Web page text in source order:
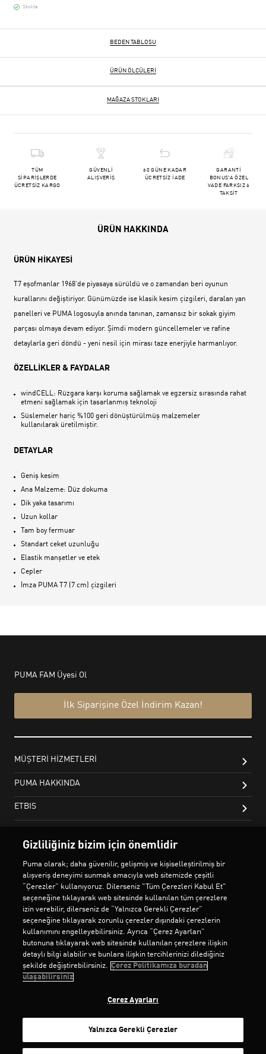
Stokta
BEDEN TABLOSU
ÜRÜN ÖLÇÜLERI
MAĞAZA STOKLARI
TÜM
SİPARİŞLERDE
ÜCRETSİZ KARGO
GÜVENLİ
ALIŞVERİŞ
60 GÜNE KADAR
ÜCRETSİZ İADE
GARANTİ
BONUS'A ÖZEL
VADE FARKSIZ 6
TAKSİT
ÜRÜN HAKKINDA
ÜRÜN HİKAYESİ
T7 eşofmanlar 1968‘de piyasaya sürüldü ve o zamandan beri oyunun
kurallarını değiştiriyor. Günümüzde ise klasik kesim çizgileri, daralan yan
panelleri ve PUMA logosuyla anında tanınan, zamansız bir sokak giyim
parçası olmaya devam ediyor. Şimdi modern güncellemeler ve rafine
detaylarla geri döndü - yeni nesil için mirası taze enerjiyle harmanlıyor.
ÖZELLİKLER & FAYDALAR
windCELL: Rüzgara karşı koruma sağlamak ve egzersiz sırasında rahat
etmeni sağlamak için tasarlanmış teknoloji
Süslemeler hariç %100 geri dönüştürülmüş malzemeler
kullanılarak üretilmiştir.
DETAYLAR
Geniş kesim
Ana Malzeme: Düz dokuma
Dik yaka tasarımı
Uzun kollar
Tam boy fermuar
Standart ceket uzunluğu
Elastik manşetler ve etek
Cepler
İmza PUMA T7 (7 cm) çizgileri
Gizliliğiniz bizim için önemlidir
Puma olarak; daha güvenilir, gelişmiş ve kişiselleştirilmiş bir
alışveriş deneyimi sunmak amacıyla web sitemizde çeşitli
“Çerezler” kullanıyoruz. Dilerseniz "Tüm Çerezleri Kabul Et"
seçeneğine tıklayarak web sitesinde kullanılan tüm çerezlere
izin verebilir, dilerseniz de “Yalnızca Gerekli Çerezler”
seçeneğine tıklayarak zorunlu çerezler dışındaki çerezlerin
kullanımını engelleyebilirsiniz. Ayrıca “Çerez Ayarları”
butonuna tıklayarak web sitesinde kullanılan çerezlere ilişkin
detaylı bilgi alabilir ve bunlara ilişkin tercihlerinizi dilediğiniz
şekilde değiştirebilirsiniz. Çerez Politikamıza buradan
ulaşabilirsiniz
Çerez Ayarları
Yalnızca Gerekli Çerezler